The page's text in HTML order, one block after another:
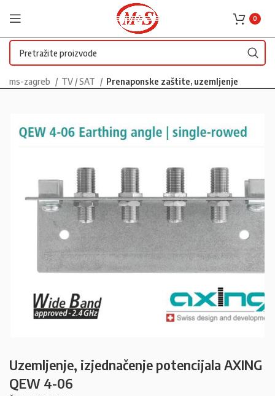
0
ms-zagreb TV / SAT Prenaponske zaštite, uzemljenje
Uzemljenje, izjednačenje potencijala AXING
QEW 4-06